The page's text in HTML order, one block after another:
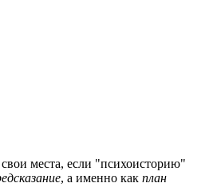
свои места, если "психоисторию"
, а именно как план